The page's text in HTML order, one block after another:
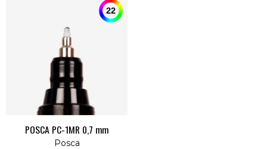
POSCA PC-1MR 0,7 mm
Posca